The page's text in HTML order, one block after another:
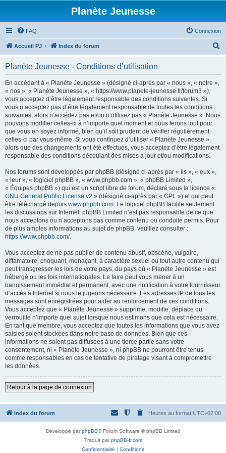
Planète Jeunesse
FAQ Connexion
Accueil PJ Index du forum
Planète Jeunesse - Conditions d’utilisation
En accédant à « Planète Jeunesse » (désigné ci-après par « nous », « notre »,
« nos », « Planète Jeunesse », « https://www.planete-jeunesse.fr/forum3 »),
vous acceptez d’être légalement responsable des conditions suivantes. Si
vous n’acceptez pas d’être légalement responsable de toutes les conditions
suivantes, alors n’accédez pas et/ou n’utilisez pas « Planète Jeunesse ». Nous
pouvons modifier celles-ci à n’importe quel moment et nous ferons tout pour
que vous en soyez informé, bien qu’il soit prudent de vérifier régulièrement
celles-ci par vous-même. Si vous continuez d’utiliser « Planète Jeunesse »
alors que des changements ont été effectués, vous acceptez d’être légalement
responsable des conditions découlant des mises à jour et/ou modifications.
Nos forums sont développés par phpBB (désigné ci-après par « ils », « eux »,
« leur », « logiciel phpBB », « www.phpbb.com », « phpBB Limited »,
« Équipes phpBB ») qui est un script libre de forum, déclaré sous la licence «
GNU General Public License v2 » (désigné ci-après par « GPL ») et qui peut
être téléchargé depuis www.phpbb.com. Le logiciel phpBB facilite seulement
les discussions sur Internet. phpBB Limited n’est pas responsable de ce que
nous acceptons ou n’acceptons pas comme contenu ou conduite permis. Pour
de plus amples informations au sujet de phpBB, veuillez consulter :
https://www.phpbb.com/.
Vous acceptez de ne pas publier de contenu abusif, obscène, vulgaire,
diffamatoire, choquant, menaçant, à caractère sexuel ou tout autre contenu qui
peut transgresser les lois de votre pays, du pays où « Planète Jeunesse » est
hébergé ou les lois internationales. Le faire peut vous mener à un
bannissement immédiat et permanent, avec une notification à votre fournisseur
d’accès à Internet si nous le jugeons nécessaire. Les adresses IP de tous les
messages sont enregistrées pour aider au renforcement de ces conditions.
Vous acceptez que « Planète Jeunesse » supprime, modifie, déplace ou
verrouille n’importe quel sujet lorsque nous estimons que cela est nécessaire.
En tant que membre, vous acceptez que toutes les informations que vous avez
saisies soient stockées dans notre base de données. Bien que ces
informations ne soient pas diffusées à une tierce partie sans votre
consentement, ni « Planète Jeunesse », ni phpBB ne pourront être tenus
comme responsables en cas de tentative de piratage visant à compromettre
les données.
Retour à la page de connexion
Index du forum Heures au format UTC+02:00
Développé parphpBB® Forum Software © phpBB Limited
Traduit parphpBB-fr.com
Confidentialité | Conditions